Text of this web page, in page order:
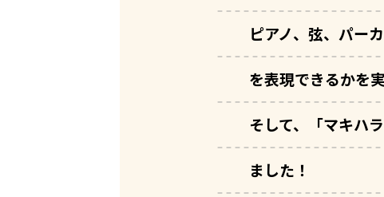
いつも槇原敬之を応援していただ
の程お願い申し上げます。
ピアノ、弦、パー
を表現できるかを
そして、「マキハ
ました！